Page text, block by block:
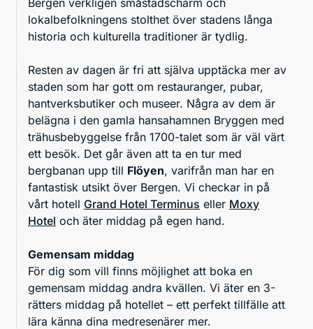
lokalbefolkningens stolthet över stadens långa
historia och kulturella traditioner är tydlig.
Resten av dagen är fri att själva upptäcka mer av
staden som har gott om restauranger, pubar,
hantverksbutiker och museer. Några av dem är
belägna i den gamla hansahamnen Bryggen med
trähusbebyggelse från 1700-talet som är väl värt
ett besök. Det går även att ta en tur med
bergbanan upp till Flöyen, varifrån man har en
fantastisk utsikt över Bergen. Vi checkar in på
vårt hotell Grand Hotel Terminus eller Moxy
Hotel och äter middag på egen hand.
Gemensam middag
För dig som vill finns möjlighet att boka en
gemensam middag andra kvällen. Vi äter en 3-
rätters middag på hotellet – ett perfekt tillfälle att
lära känna dina medresenärer mer.